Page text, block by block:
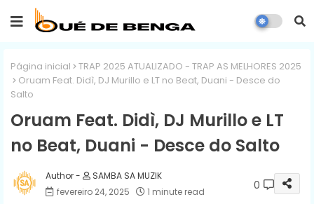
Página inicial
TRAP 2025 ATUALIZADO - TRAP AS MELHORES 2025
Oruam Feat. Didì, DJ Murillo e LT no Beat, Duani - Desce do
Salto
Oruam Feat. Didì, DJ Murillo e LT
no Beat, Duani - Desce do Salto
SAMBA SA MUZIK
fevereiro 24, 2025
1 minute read 0